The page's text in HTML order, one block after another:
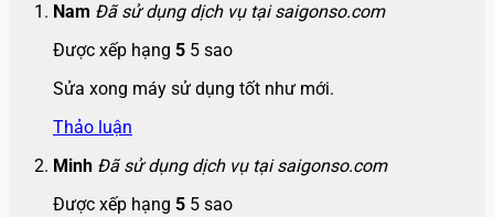
Nam Đã sử dụng dịch vụ tại saigonso.com
Được xếp hạng 5 5 sao
Sửa xong máy sử dụng tốt như mới.
Thảo luận
Minh Đã sử dụng dịch vụ tại saigonso.com
Được xếp hạng 5 5 sao